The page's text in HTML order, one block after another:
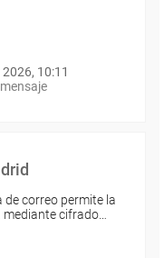
10:11
de correo permite la
cifrado…